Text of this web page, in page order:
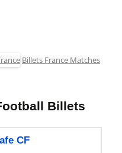
Billets France Matches